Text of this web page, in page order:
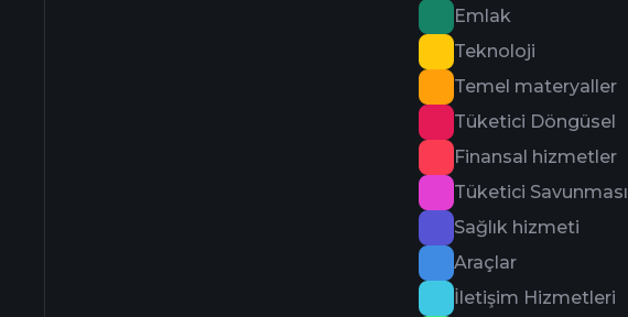
Emlak
Teknoloji
Temel materyaller
Tüketici Döngüsel
Finansal hizmetler
Tüketici Savunması
Sağlık hizmeti
Araçlar
İletişim Hizmetleri